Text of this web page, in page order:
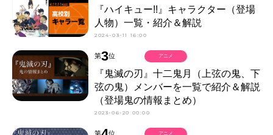
『ハイキュー!!』キャラクター（登場
人物）一覧・紹介＆解説
2024-03-11 16:00
第3位
『鬼滅の刃』十二鬼月（上弦の鬼、下
弦の鬼）メンバーを一覧で紹介＆解説
（登場鬼の情報まとめ）
2023-06-20 00:00
アニメ
第 位 アニメ